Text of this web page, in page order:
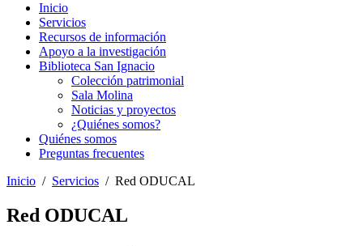
Inicio
Servicios
Recursos de información
Apoyo a la investigación
Biblioteca San Ignacio
Colección patrimonial
Sala Molina
Noticias y proyectos
¿Quiénes somos?
Quiénes somos
Preguntas frecuentes
Inicio / Servicios / Red ODUCAL
Red ODUCAL